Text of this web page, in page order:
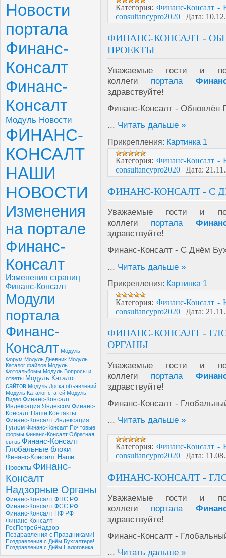
Новости
портала
Финанс-
Консалт
Финанс-
Консалт
Модуль Новости
ФИНАНС-
КОНСАЛТ
НАШИ
НОВОСТИ
Изменения
на портале
Финанс-
Консалт
Изменения страниц
Финанс-Консалт
Модули
портала
Финанс-
Консалт Модуль
Форум Модуль Дневник Модуль
Каталог файлов Модуль
Фотоальбомы Модуль Вопросы и
ответы Модуль Каталог
сайтов Модуль Доска объявлений
Модуль Каталог статей Модуль
Видео Финанс-Консалт
Индексация Яндексом Финанс-
Консалт Наши Контакты
Финанс-Консалт Индексация
Гуглом Финанс-Консалт Почтовые
формы Финанс-Консалт Обратная
связь Финанс-Консалт
Глобальные блоки
Финанс-Консалт Наши
Проекты Финанс-
Консалт
Надзорные Органы
Финанс-Консалт ФНС РФ
Финанс-Консалт ФСС РФ
Финанс-Консалт ПФ РФ
Финанс-Консалт
РосПотребНадзор
Поздравления с Праздниками!
Поздравления с Днём Бухгалтера!
Поздравления с Днём Налоговика!
Категория: Финанс-Консалт -
consultancypro2020 | Дата:
ФИНАНС-КОНСАЛТ -
ПРОЕКТЫ
Уважаемые гости и
коллеги портала
здравствуйте!
Финанс-Консалт - Обновлён
... Читать дальше »
Прикрепления: Картинка 1
Категория: Финанс-Консалт -
consultancypro2020 | Дата:
ФИНАНС-КОНСАЛТ - С
Уважаемые гости и
коллеги портала
здравствуйте!
Финанс-Консалт - С Днём
... Читать дальше »
Прикрепления: Картинка 1
Категория: Финанс-Консалт -
consultancypro2020 | Дата:
ФИНАНС-КОНСАЛТ -
ОРГАНЫ
Уважаемые гости и
коллеги портала
здравствуйте!
Финанс-Консалт -
... Читать дальше »
Категория: Финанс-Консалт -
consultancypro2020 | Дата:
ФИНАНС-КОНСАЛТ -
Уважаемые гости и
коллеги портала
здравствуйте!
Финанс-Консалт -
... Читать дальше »